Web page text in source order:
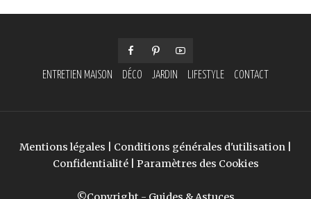
ENTRETIEN MAISON DÉCO JARDIN LIFESTYLE CONTACT
Mentions légales Conditions générales d'utilisation
Confidentialité| Paramètres des Cookies